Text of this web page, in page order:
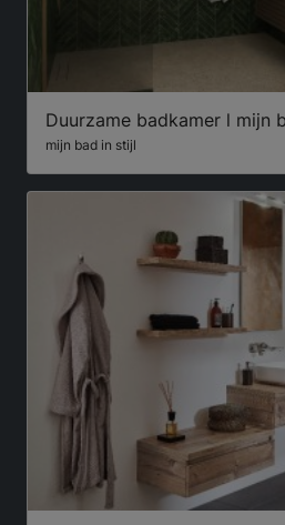
Duurzame badkamer l mijn
mijn bad in stijl